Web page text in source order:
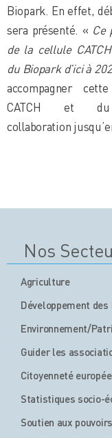
Biopark. En effet,
sera présenté. « Ce
de la cellule
du Biopark d’ici à
accompagner
CATCH et
collaboration
Nos
Agriculture
Développement
Environnement/
Guider les
Citoyenneté
Statistiques socio-
Soutien aux